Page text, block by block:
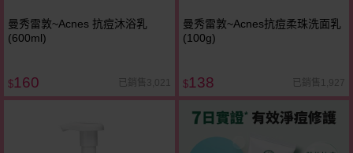
曼秀雷敦~Acnes 抗痘沐浴乳
(600ml)
$160 已銷售3,021
曼秀雷敦~Acnes抗痘柔珠洗面乳
(100g)
$138 已銷售1,927